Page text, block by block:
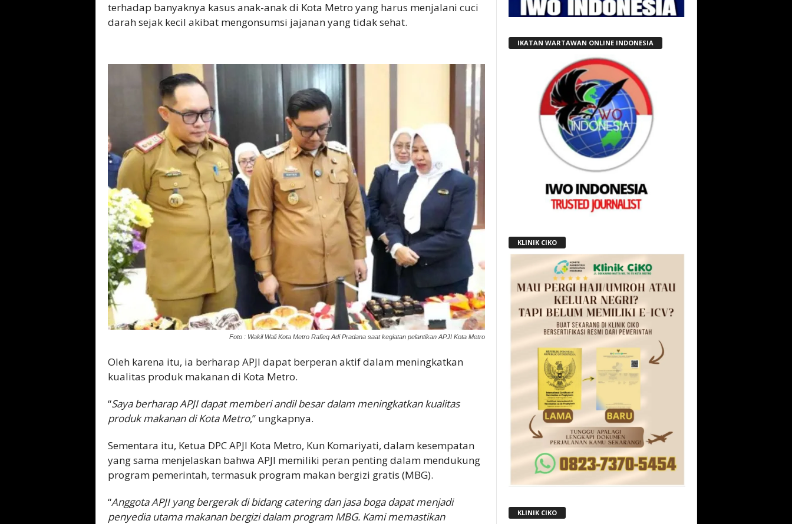
terhadap banyaknya kasus anak-anak di Kota Metro yang harus menjalani cuci
darah sejak kecil akibat mengonsumsi jajanan yang tidak sehat.
Foto : Wakil Wali Kota Metro Rafieq Adi Pradana saat kegiatan pelantikan APJI Kota Metro
Oleh karena itu, ia berharap APJI dapat berperan aktif dalam meningkatkan
kualitas produk makanan di Kota Metro.
“Saya berharap APJI dapat memberi andil besar dalam meningkatkan kualitas
produk makanan di Kota Metro,” ungkapnya.
Sementara itu, Ketua DPC APJI Kota Metro, Kun Komariyati, dalam kesempatan
yang sama menjelaskan bahwa APJI memiliki peran penting dalam mendukung
program pemerintah, termasuk program makan bergizi gratis (MBG).
“Anggota APJI yang bergerak di bidang catering dan jasa boga dapat menjadi
penyedia utama makanan bergizi dalam program MBG. Kami memastikan
IKATAN WARTAWAN ONLINE INDONESIA
KLINIK CIKO
KLINIK CIKO